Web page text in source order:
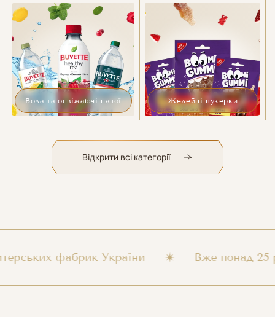
Вода та освіжаючі напої Желейні цукерки
Відкрити всі категорії
фабрик України Вже понад 25 років